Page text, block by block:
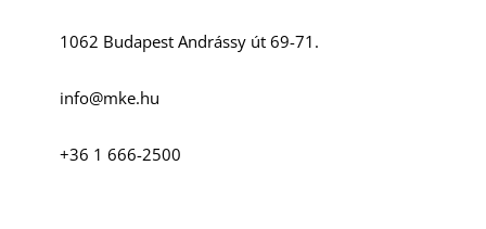
1062 Budapest Andrássy út 69-71.
info@mke.hu
+36 1 666-2500